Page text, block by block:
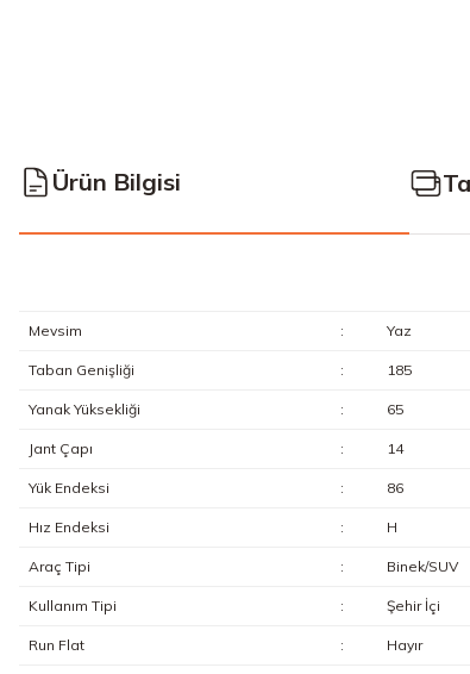
Ürün Bilgisi
Mevsim : Yaz
Taban Genişliği : 185
Yanak Yüksekliği : 65
Jant Çapı : 14
Yük Endeksi : 86
Hız Endeksi : H
Araç Tipi : Binek/SUV
Kullanım Tipi : Şehir İçi
Run Flat : Hayır